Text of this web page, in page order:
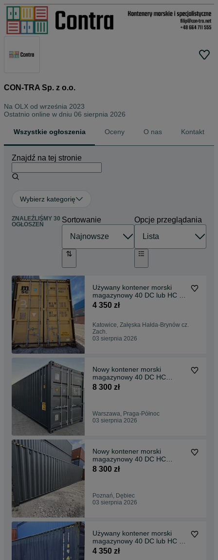
CON-TRA Sp. z o.o.
Na OLX od września 2023
Ostatnio online w dniu 06 sierpnia 2026
Wszystkie ogłoszenia Oceny O nas Kontakt
Znajdź na tej stronie
Wybierz kategorię
ZNALEŹLIŚMY 30
OGŁOSZEŃ
Sortowanie Opcje przeglądania
Używany kontener morski
magazynowy 40 DC lub HC |
12m | duży wybór
4 350 zł
Katowice, Załęska Hałda-Brynów cz.
Zach.
03 sierpnia 2026
Nowy kontener morski
magazynowy 40 DC HC
OneWay Różne kolory
8 300 zł
Warszawa, Praga-Północ
03 sierpnia 2026
Nowy kontener morski
magazynowy 40 DC HC
OneWay | Dostępne w
8 300 zł
Poznań, Dębiec
03 sierpnia 2026
Używany kontener morski
magazynowy 40 DC lub HC |
Duży wybór
4 350 zł